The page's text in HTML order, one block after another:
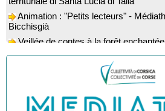
Bicchisgià
Veillée de contes à la forêt
mignuleddu" par la Caravane de
Colloque : "Taravu : terre de
patrimoine religieux, roman, thermal et
Marc Fiamma - A Sarra di Farru
Spectacle musical : "Viaghju in
hommage au duo mythique de la